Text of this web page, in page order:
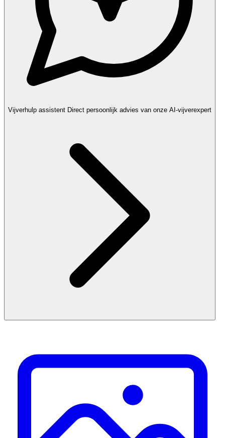
Vijverhulp assistent Direct persoonlijk advies van onze AI-vijverexpert